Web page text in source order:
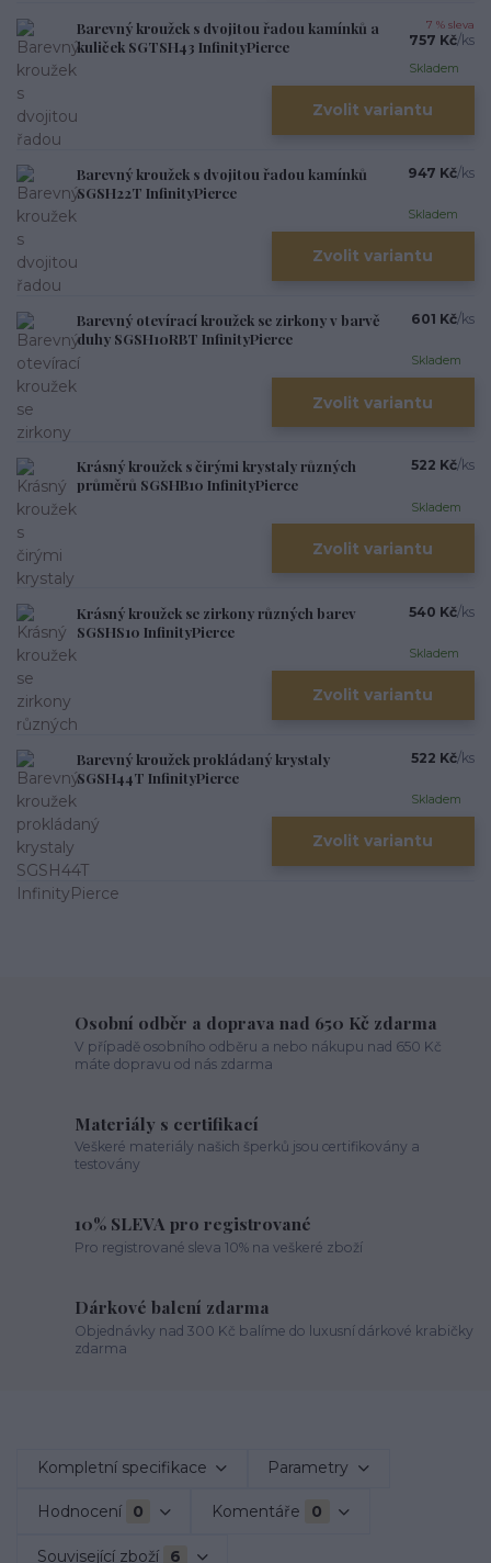
Barevný kroužek s dvojitou řadou kamínků a
kuliček SGTSH43 InfinityPierce
7 % sleva
757 Kč/ks
Skladem
Zvolit variantu
Barevný kroužek s dvojitou řadou kamínků
SGSH22T InfinityPierce
947 Kč/ks
Skladem
Zvolit variantu
Barevný otevírací kroužek se zirkony v barvě
duhy SGSH10RBT InfinityPierce
601 Kč/ks
Skladem
Zvolit variantu
Krásný kroužek s čirými krystaly různých
průměrů SGSHB10 InfinityPierce
522 Kč/ks
Skladem
Zvolit variantu
Krásný kroužek se zirkony různých barev
SGSHS10 InfinityPierce
540 Kč/ks
Skladem
Zvolit variantu
Barevný kroužek prokládaný krystaly
SGSH44T InfinityPierce
522 Kč/ks
Skladem
Zvolit variantu
Osobní odběr a doprava nad 650 Kč zdarma
V případě osobního odběru a nebo nákupu nad 650 Kč
máte dopravu od nás zdarma
Materiály s certifikací
Veškeré materiály našich šperků jsou certifikovány a
testovány
10% SLEVA pro registrované
Pro registrované sleva 10% na veškeré zboží
Dárkové balení zdarma
Objednávky nad 300 Kč balíme do luxusní dárkové krabičky
zdarma
Kompletní specifikace Parametry
Hodnocení 0 Komentáře 0
Související zboží 6